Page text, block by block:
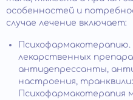
особенностей и
случае лечение включает:
лекарственных
антидепрессанты,
настроения,
Психофармакотерапия